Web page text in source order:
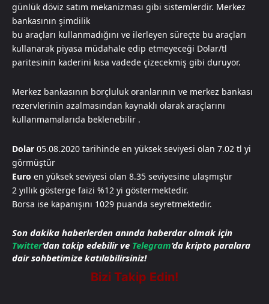
günlük döviz satım mekanizması gibi sistemlerdir. Merkez
bankasının şimdilik
bu araçları kullanmadığını ve ilerleyen süreçte bu araçları
kullanarak piyasa müdahale edip etmeyeceği Dolar/tl
paritesinin kaderini kısa vadede çizecekmiş gibi duruyor.
Merkez bankasının borçluluk oranlarının ve merkez bankası
rezervlerinin azalmasından kaynaklı olarak araçlarını
kullanmamalarıda beklenebilir .
Dolar 05.08.2020 tarihinde en yüksek seviyesi olan 7.02 tl yi
görmüştür
Euro en yüksek seviyesi olan 8.35 seviyesine ulaşmıştır
2 yıllık gösterge faizi %12 yi göstermektedir.
Borsa ise kapanışını 1029 puanda seyretmektedir.
Son dakika haberlerden anında haberdar olmak için
Twitter‘dan takip edebilir ve Telegram‘da kripto paralara
dair sohbetimize katılabilirsiniz!